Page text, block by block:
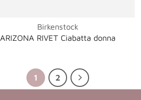
Birkenstock
ARIZONA RIVET Ciabatta donna
1 2